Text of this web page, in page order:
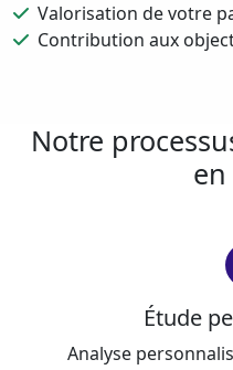
Valorisation de votre
Contribution aux
Notre
Étude
Analyse